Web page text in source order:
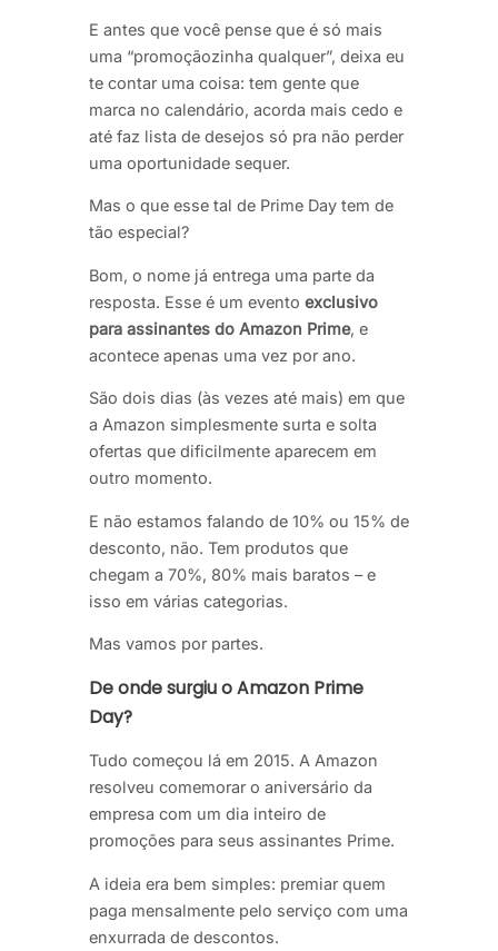
E antes que você pense que é só mais
uma “promoçãozinha qualquer”, deixa eu
te contar uma coisa: tem gente que
marca no calendário, acorda mais cedo e
até faz lista de desejos só pra não perder
uma oportunidade sequer.
Mas o que esse tal de Prime Day tem de
tão especial?
Bom, o nome já entrega uma parte da
resposta. Esse é um evento exclusivo
para assinantes do Amazon Prime, e
acontece apenas uma vez por ano.
São dois dias (às vezes até mais) em que
a Amazon simplesmente surta e solta
ofertas que dificilmente aparecem em
outro momento.
E não estamos falando de 10% ou 15% de
desconto, não. Tem produtos que
chegam a 70%, 80% mais baratos – e
isso em várias categorias.
Mas vamos por partes.
De onde surgiu o Amazon Prime
Day?
Tudo começou lá em 2015. A Amazon
resolveu comemorar o aniversário da
empresa com um dia inteiro de
promoções para seus assinantes Prime.
A ideia era bem simples: premiar quem
paga mensalmente pelo serviço com uma
enxurrada de descontos.